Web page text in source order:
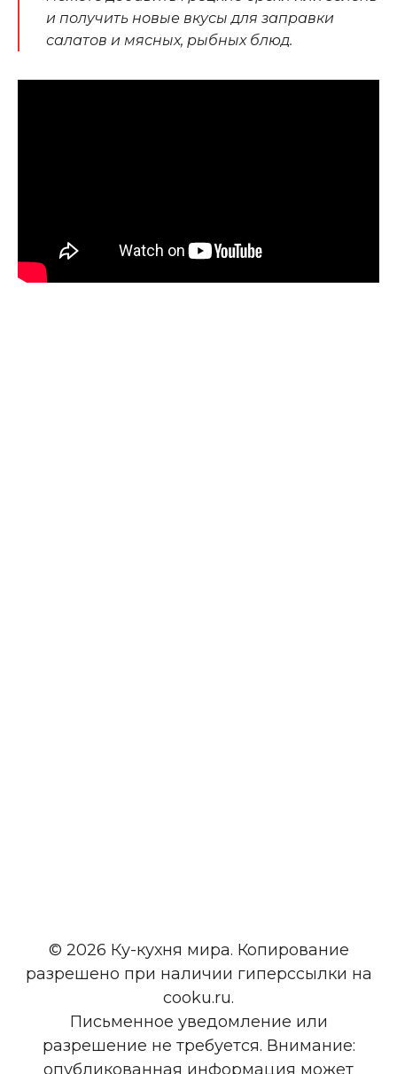
и получить новые вкусы для заправки
салатов и мясных, рыбных блюд.
© 2026 Ку-кухня мира. Копирование
разрешено при наличии гиперссылки на
cooku.ru.
Письменное уведомление или
разрешение не требуется. Внимание:
опубликованная информация может